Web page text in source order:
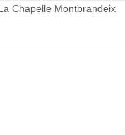
Chapelle Montbrandeix